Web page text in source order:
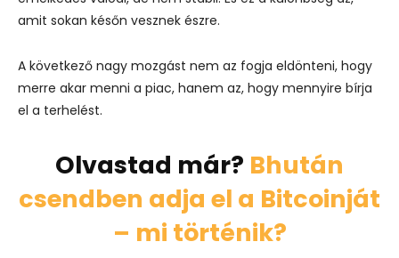
amit sokan későn vesznek észre.
A következő nagy mozgást nem az fogja eldönteni, hogy
merre akar menni a piac, hanem az, hogy mennyire bírja
el a terhelést.
Olvastad már? Bhután
csendben adja el a Bitcoinját
– mi történik?